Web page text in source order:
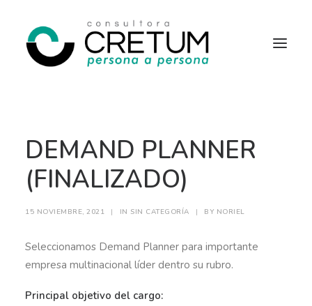
SERVICIOS
SOBRE NOSOTROS
CONTACTO
DEMAND PLANNER
(FINALIZADO)
15 NOVIEMBRE, 2021 | IN SIN CATEGORÍA | BY NORIEL
Seleccionamos Demand Planner para importante
empresa multinacional líder dentro su rubro.
Principal objetivo del cargo: